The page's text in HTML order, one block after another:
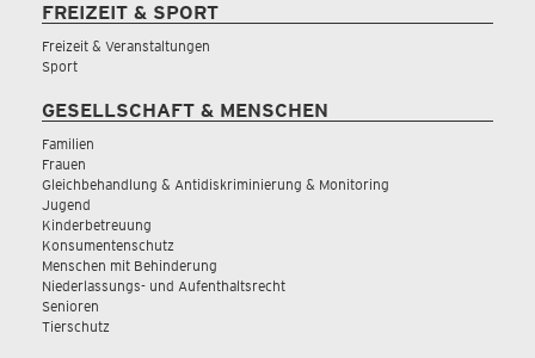
FREIZEIT & SPORT
Freizeit & Veranstaltungen
Sport
GESELLSCHAFT & MENSCHEN
Familien
Frauen
Gleichbehandlung & Antidiskriminierung & Monitoring
Jugend
Kinderbetreuung
Konsumentenschutz
Menschen mit Behinderung
Niederlassungs- und Aufenthaltsrecht
Senioren
Tierschutz